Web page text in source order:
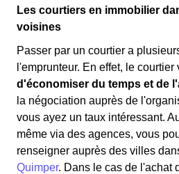
Les courtiers en immobilier
voisines
Passer par un courtier a
l'emprunteur. En effet, le courtier
d'économiser du temps et de
la négociation auprès de
vous ayez un taux intéressant.
même via des agences, vous
renseigner auprès des villes
Quimper. Dans le cas de l'achat